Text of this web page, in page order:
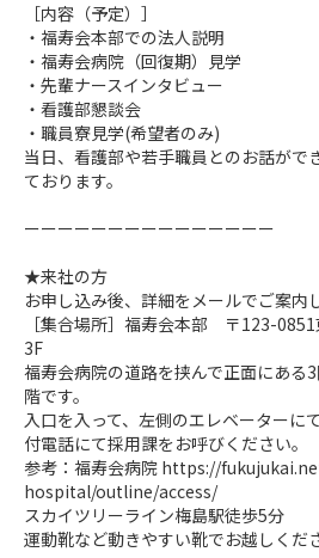
［内容（予定）］
・福寿会本部での法人説明
・福寿会病院（回復期）見学
・先輩ナースインタビュー
・看護部懇談会
・職員寮見学(希望者のみ)
当日、看護部や若手職員とのお話がで
ております。
ーーーーーーーーーーーーーーー
★来社の方
お申し込み後、詳細をメールでご案内
［集合場所］福寿会本部 〒123-
3F
福寿会病院の道路を挟んで正面にある
階です。
入口を入って、左側のエレベーターに
付電話にて採用課をお呼びください。
参考：福寿会病院 https://
hospital/outline/access/
スカイツリーライン梅島駅徒歩5分
運動靴など動きやすい靴でお越しくだ